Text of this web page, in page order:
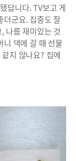
답니다. TV보고 게
더군요. 집중도 잘
나름 재미있는 것
니 댁에 갈 때 선물
지 않나요? 집에